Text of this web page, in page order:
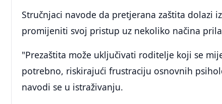
Stručnjaci navode da pretjerana zaštita dolazi
promijeniti svoj pristup uz nekoliko načina
"Prezaštita može uključivati roditelje koji se
potrebno, riskirajući frustraciju osnovnih
navodi se u istraživanju.